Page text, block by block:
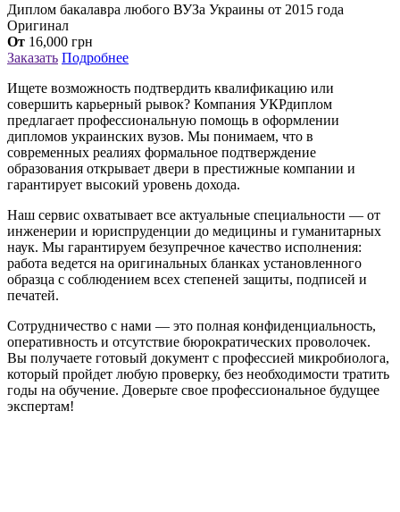
Диплом бакалавра любого ВУЗа Украины от 2015 года
Оригинал
От 16,000 грн
Заказать Подробнее
Ищете возможность подтвердить квалификацию или
совершить карьерный рывок? Компания УКРдиплом
предлагает профессиональную помощь в оформлении
дипломов украинских вузов. Мы понимаем, что в
современных реалиях формальное подтверждение
образования открывает двери в престижные компании и
гарантирует высокий уровень дохода.
Наш сервис охватывает все актуальные специальности — от
инженерии и юриспруденции до медицины и гуманитарных
наук. Мы гарантируем безупречное качество исполнения:
работа ведется на оригинальных бланках установленного
образца с соблюдением всех степеней защиты, подписей и
печатей.
Сотрудничество с нами — это полная конфиденциальность,
оперативность и отсутствие бюрократических проволочек.
Вы получаете готовый документ с профессией микробиолога,
который пройдет любую проверку, без необходимости тратить
годы на обучение. Доверьте свое профессиональное будущее
экспертам!